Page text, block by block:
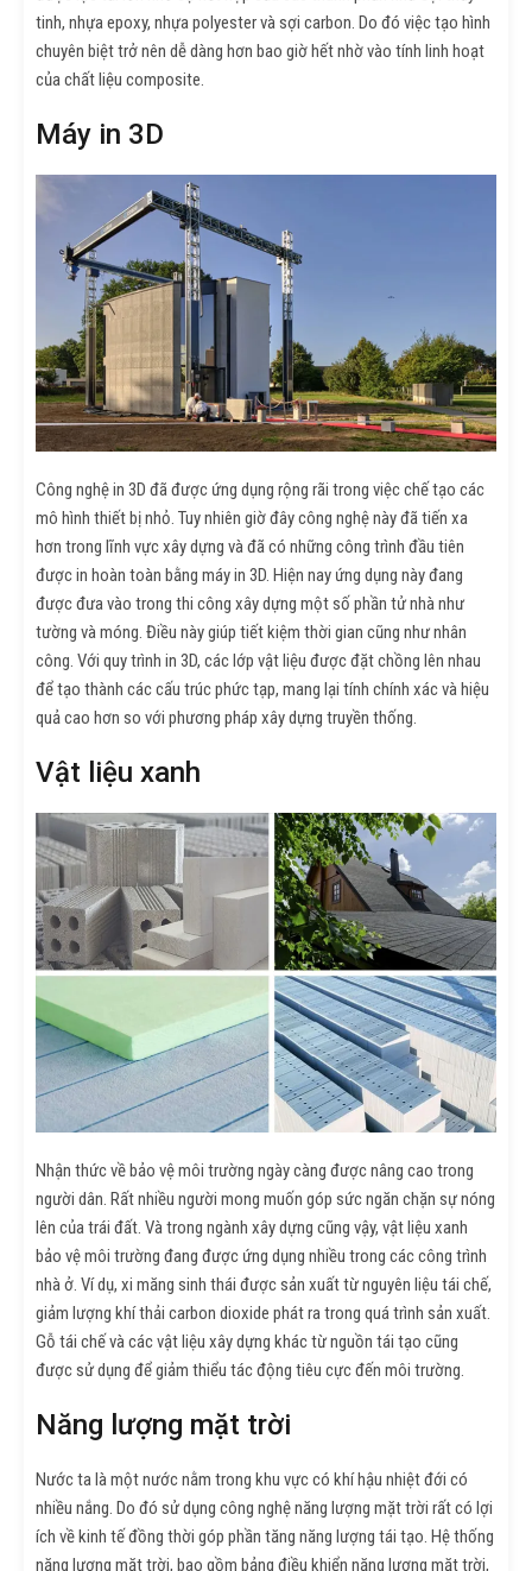
tinh, nhựa epoxy, nhựa polyester và sợi carbon. Do đó việc tạo hình
chuyên biệt trở nên dễ dàng hơn bao giờ hết nhờ vào tính linh hoạt
của chất liệu composite.
Máy in 3D
Công nghệ in 3D đã được ứng dụng rộng rãi trong việc chế tạo các
mô hình thiết bị nhỏ. Tuy nhiên giờ đây công nghệ này đã tiến xa
hơn trong lĩnh vực xây dựng và đã có những công trình đầu tiên
được in hoàn toàn bằng máy in 3D. Hiện nay ứng dụng này đang
được đưa vào trong thi công xây dựng một số phần tử nhà như
tường và móng. Điều này giúp tiết kiệm thời gian cũng như nhân
công. Với quy trình in 3D, các lớp vật liệu được đặt chồng lên nhau
để tạo thành các cấu trúc phức tạp, mang lại tính chính xác và hiệu
quả cao hơn so với phương pháp xây dựng truyền thống.
Vật liệu xanh
Nhận thức về bảo vệ môi trường ngày càng được nâng cao trong
người dân. Rất nhiều người mong muốn góp sức ngăn chặn sự nóng
lên của trái đất. Và trong ngành xây dựng cũng vậy, vật liệu xanh
bảo vệ môi trường đang được ứng dụng nhiều trong các công trình
nhà ở. Ví dụ, xi măng sinh thái được sản xuất từ nguyên liệu tái chế,
giảm lượng khí thải carbon dioxide phát ra trong quá trình sản xuất.
Gỗ tái chế và các vật liệu xây dựng khác từ nguồn tái tạo cũng
được sử dụng để giảm thiểu tác động tiêu cực đến môi trường.
Năng lượng mặt trời
Nước ta là một nước nằm trong khu vực có khí hậu nhiệt đới có
nhiều nắng. Do đó sử dụng công nghệ năng lượng mặt trời rất có lợi
ích về kinh tế đồng thời góp phần tăng năng lượng tái tạo. Hệ thống
năng lượng mặt trời, bao gồm bảng điều khiển năng lượng mặt trời,